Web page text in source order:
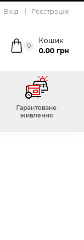
Вхід Реєстрація
0
Кошик
0.00 грн
Гарантоване
живлення